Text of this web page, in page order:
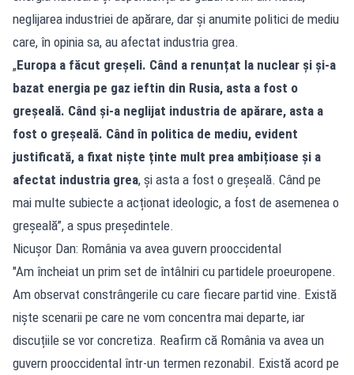
neglijarea industriei de apărare, dar și anumite politici de mediu
care, în opinia sa, au afectat industria grea.
„Europa a făcut greșeli. Când a renunțat la nuclear și și-a
bazat energia pe gaz ieftin din Rusia, asta a fost o
greșeală. Când și-a neglijat industria de apărare, asta a
fost o greșeală. Când în politica de mediu, evident
justificată, a fixat niște ținte mult prea ambițioase și a
afectat industria grea, și asta a fost o greșeală. Când pe
mai multe subiecte a acționat ideologic, a fost de asemenea o
greșeală”, a spus președintele.
Nicușor Dan: România va avea guvern prooccidental
"Am încheiat un prim set de întâlniri cu partidele proeuropene.
Am observat constrângerile cu care fiecare partid vine. Există
niște scenarii pe care ne vom concentra mai departe, iar
discuțiile se vor concretiza. Reafirm că România va avea un
guvern prooccidental într-un termen rezonabil. Există acord pe